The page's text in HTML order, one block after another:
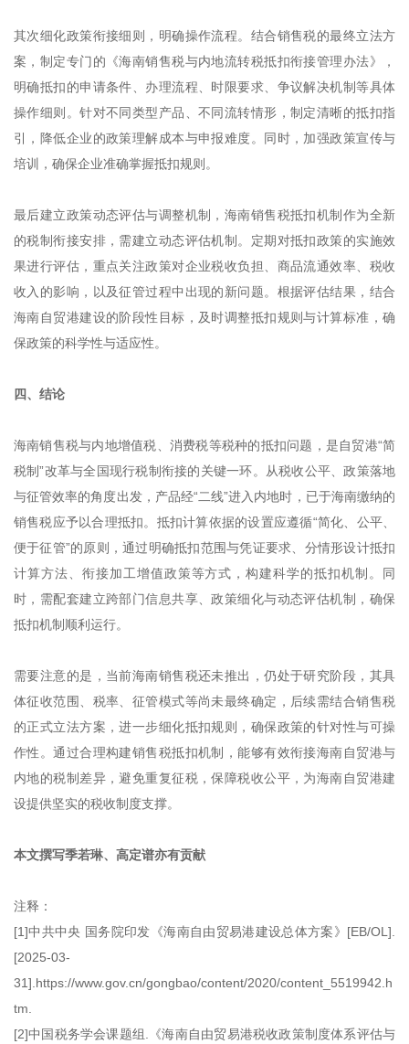
其次细化政策衔接细则，明确操作流程。结合销售税的最终立法方
案，制定专门的《海南销售税与内地流转税抵扣衔接管理办法》，
明确抵扣的申请条件、办理流程、时限要求、争议解决机制等具体
操作细则。针对不同类型产品、不同流转情形，制定清晰的抵扣指
引，降低企业的政策理解成本与申报难度。同时，加强政策宣传与
培训，确保企业准确掌握抵扣规则。
最后建立政策动态评估与调整机制，海南销售税抵扣机制作为全新
的税制衔接安排，需建立动态评估机制。定期对抵扣政策的实施效
果进行评估，重点关注政策对企业税收负担、商品流通效率、税收
收入的影响，以及征管过程中出现的新问题。根据评估结果，结合
海南自贸港建设的阶段性目标，及时调整抵扣规则与计算标准，确
保政策的科学性与适应性。
四、结论
海南销售税与内地增值税、消费税等税种的抵扣问题，是自贸港“简
税制”改革与全国现行税制衔接的关键一环。从税收公平、政策落地
与征管效率的角度出发，产品经“二线”进入内地时，已于海南缴纳的
销售税应予以合理抵扣。抵扣计算依据的设置应遵循“简化、公平、
便于征管”的原则，通过明确抵扣范围与凭证要求、分情形设计抵扣
计算方法、衔接加工增值政策等方式，构建科学的抵扣机制。同
时，需配套建立跨部门信息共享、政策细化与动态评估机制，确保
抵扣机制顺利运行。
需要注意的是，当前海南销售税还未推出，仍处于研究阶段，其具
体征收范围、税率、征管模式等尚未最终确定，后续需结合销售税
的正式立法方案，进一步细化抵扣规则，确保政策的针对性与可操
作性。通过合理构建销售税抵扣机制，能够有效衔接海南自贸港与
内地的税制差异，避免重复征税，保障税收公平，为海南自贸港建
设提供坚实的税收制度支撑。
本文撰写季若琳、高定谱亦有贡献
注释：
[1]中共中央 国务院印发《海南自由贸易港建设总体方案》[EB/OL].
[2025-03-
31].https://www.gov.cn/gongbao/content/2020/content_5519942.h
tm.
[2]中国税务学会课题组.《海南自由贸易港税收政策制度体系评估与